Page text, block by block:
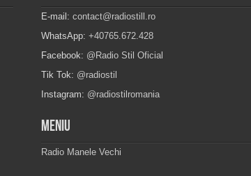
E-mail: contact@radiostill.ro
WhatsApp: +40765.672.428
Facebook: @Radio Stil Oficial
Tik Tok: @radiostil
Instagram: @radiostilromania
Meniu
Radio Manele Vechi